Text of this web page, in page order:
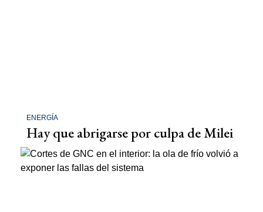
ENERGÍA
Hay que abrigarse por culpa de Milei